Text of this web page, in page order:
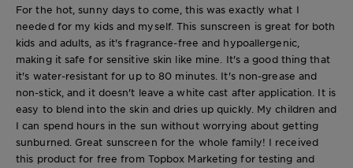
For the hot, sunny days to come, this was exactly what I
needed for my kids and myself. This sunscreen is great for both
kids and adults, as it's fragrance-free and hypoallergenic,
making it safe for sensitive skin like mine. It's a good thing that
it's water-resistant for up to 80 minutes. It's non-grease and
non-stick, and it doesn't leave a white cast after application. It is
easy to blend into the skin and dries up quickly. My children and
I can spend hours in the sun without worrying about getting
sunburned. Great sunscreen for the whole family! I received
this product for free from Topbox Marketing for testing and